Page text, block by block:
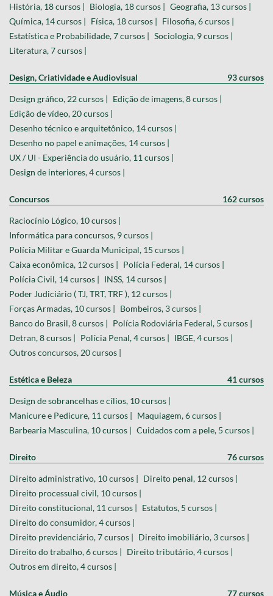
História, 18 cursos | Biologia, 18 cursos | Geografia, 13 cursos |
Química, 14 cursos | Física, 18 cursos | Filosofia, 6 cursos |
Estatística e Probabilidade, 7 cursos | Sociologia, 9 cursos |
Literatura, 7 cursos |
Design, Criatividade e Audiovisual 93 cursos
Design gráfico, 22 cursos | Edição de imagens, 8 cursos |
Edição de vídeo, 20 cursos |
Desenho técnico e arquitetônico, 14 cursos |
Desenho no papel e animações, 14 cursos |
UX / UI - Experiência do usuário, 11 cursos |
Design de interiores, 4 cursos |
Concursos 162 cursos
Raciocínio Lógico, 10 cursos |
Informática para concursos, 9 cursos |
Polícia Militar e Guarda Municipal, 15 cursos |
Caixa econômica, 12 cursos | Polícia Federal, 14 cursos |
Polícia Civil, 14 cursos | INSS, 14 cursos |
Poder Judiciário ( TJ, TRT, TRF ), 12 cursos |
Forças Armadas, 10 cursos | Bombeiros, 3 cursos |
Banco do Brasil, 8 cursos | Polícia Rodoviária Federal, 5 cursos |
Detran, 8 cursos | Polícia Penal, 4 cursos | IBGE, 4 cursos |
Outros concursos, 20 cursos |
Estética e Beleza 41 cursos
Design de sobrancelhas e cílios, 10 cursos |
Manicure e Pedicure, 11 cursos | Maquiagem, 6 cursos |
Barbearia Masculina, 10 cursos | Cuidados com a pele, 5 cursos |
Direito 76 cursos
Direito administrativo, 10 cursos | Direito penal, 12 cursos |
Direito processual civil, 10 cursos |
Direito constitucional, 11 cursos | Estatutos, 5 cursos |
Direito do consumidor, 4 cursos |
Direito previdenciário, 7 cursos | Direito imobiliário, 3 cursos |
Direito do trabalho, 6 cursos | Direito tributário, 4 cursos |
Outros em direito, 4 cursos |
Música e Áudio 77 cursos